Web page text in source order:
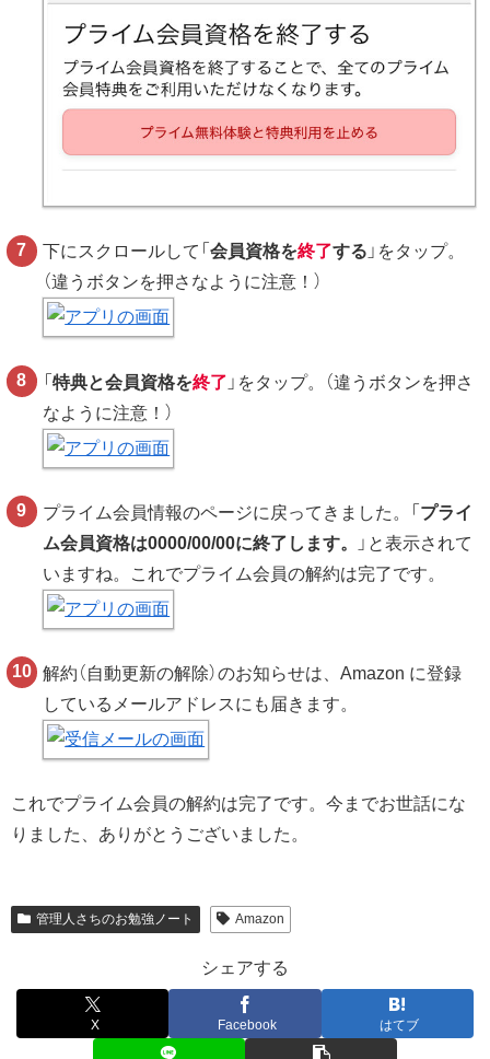
下にスクロールして「会員資格を終了する 」をタップ。
（違うボタンを押さなように注意！）
「特典と会員資格を終了 」をタップ。（違うボタンを押さ
なように注意！）
プライム会員情報のページに戻ってきました。「 プライ
ム会員資格は0000/00/00に終了します。
」と表示されて
いますね。これでプライム会員の解約は完了です。
解約（自動更新の解除）のお知らせは、Amazon に登録
しているメールアドレスにも届きます。
これでプライム会員の解約は完了です。今までお世話にな
りました、ありがとうございました。
管理人さちのお勉強ノート Amazon
シェアする
X Facebook はてブ